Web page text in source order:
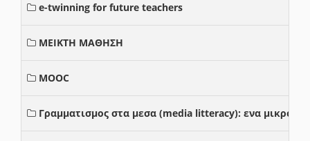
e-twinning for future teachers
ΜΕΙΚΤΗ ΜΑΘΗΣΗ
MOOC
Γραμματισμος στα μεσα (media litteracy): ενα μικρο